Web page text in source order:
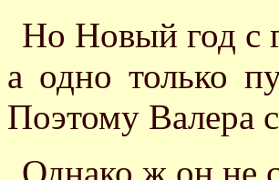
Но Новый год с
а одно только
Поэтому Валера
Однако ж он не